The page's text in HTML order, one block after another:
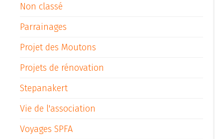
Non classé
Parrainages
Projet des Moutons
Projets de rénovation
Stepanakert
Vie de l'association
Voyages SPFA